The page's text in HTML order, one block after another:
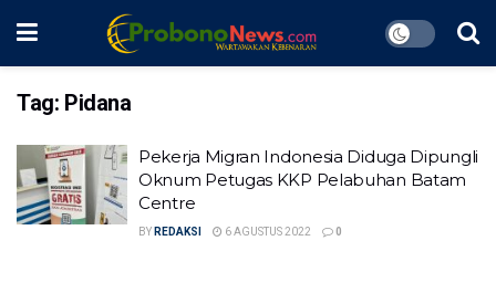
Tag: Pidana
Pekerja Migran Indonesia Diduga Dipungli
Oknum Petugas KKP Pelabuhan Batam
Centre
BY REDAKSI 6 AGUSTUS 2022 0